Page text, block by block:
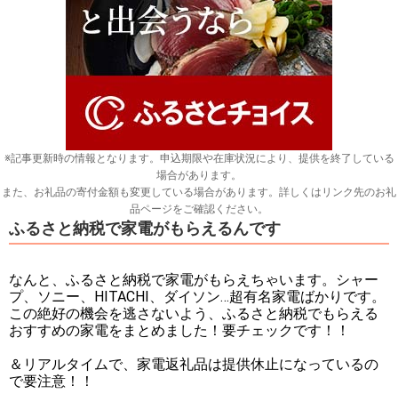
※記事更新時の情報となります。申込期限や在庫状況により、提供を終了している
場合があります。
また、お礼品の寄付金額も変更している場合があります。詳しくはリンク先のお礼
品ページをご確認ください。
ふるさと納税で家電がもらえるんです
なんと、ふるさと納税で家電がもらえちゃいます。シャー
プ、ソニー、HITACHI、ダイソン…超有名家電ばかりです。
この絶好の機会を逃さないよう、ふるさと納税でもらえる
おすすめの家電をまとめました！要チェックです！！
＆リアルタイムで、家電返礼品は提供休止になっているの
で要注意！！